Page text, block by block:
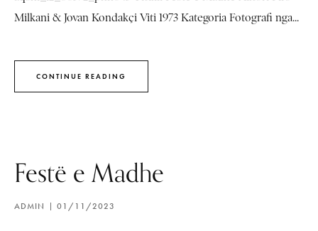
Milkani & Jovan Kondakçi Viti 1973 Kategoria Fotografi nga...
CONTINUE READING
Festë e Madhe
ADMIN 01/11/2023